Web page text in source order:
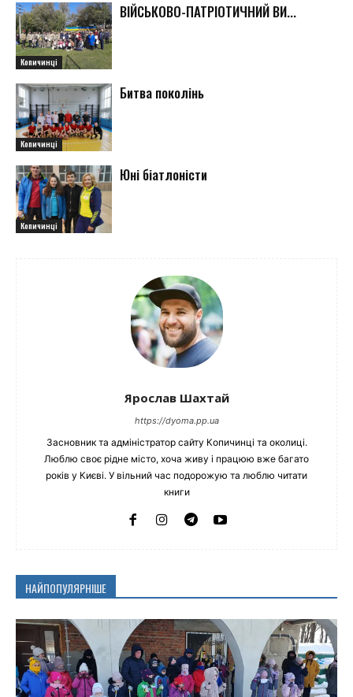
Копичинці
ВІЙСЬКОВО-ПАТРІОТИЧНИЙ ВИ...
Копичинці
Битва поколінь
Копичинці
Юні біатлоністи
Ярослав Шахтай
https://dyoma.pp.ua
Засновник та адміністратор сайту Копичинці та околиці.
Люблю своє рідне місто, хоча живу і працюю вже багато
років у Києві. У вільний час подорожую та люблю читати
книги
НАЙПОПУЛЯРНІШЕ